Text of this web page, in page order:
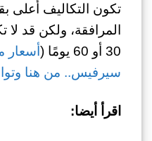
تكون التكاليف أعلى
المرافقة، ولكن قد لا
30 أو 60 يومًا (
أسعار
سيرفيس.. من هنا
اقرأ أيضا: